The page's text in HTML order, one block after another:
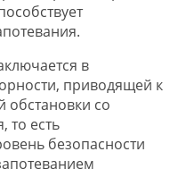
в
приводящей к
со
то есть
безопасности